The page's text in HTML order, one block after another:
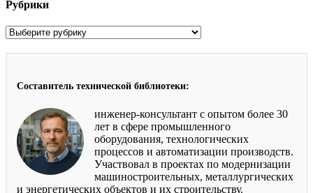
Рубрики
Рубрики
Составитель технической библиотеки:
инженер-консультант с опытом более 30
лет в сфере промышленного
оборудования, технологических
процессов и автоматизации производств.
Участвовал в проектах по модернизации
машиностроительных, металлургических
и энергетических объектов и их строительству.